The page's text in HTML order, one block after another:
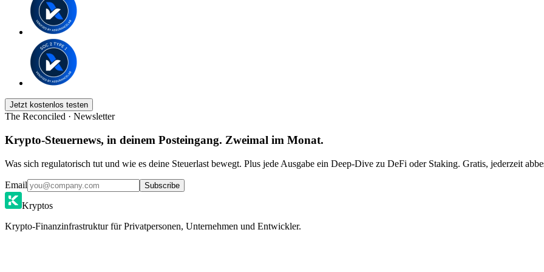
Jetzt kostenlos testen
The Reconciled · Newsletter
Krypto-Steuernews, in deinem Posteingang. Zweimal im Monat.
Was sich regulatorisch tut und wie es deine Steuerlast bewegt. Plus jede Ausgabe ein Deep-Dive zu DeFi oder Staking. Gratis, jederzeit
Email Subscribe
Kryptos
Krypto-Finanzinfrastruktur für Privatpersonen, Unternehmen und Entwickler.